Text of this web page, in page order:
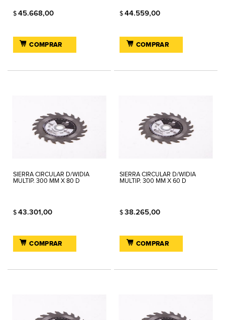
$ 45.668,00
COMPRAR
$44.559,00
COMPRAR
SIERRA CIRCULAR D/WIDIA
MULTIP. 300 MM X 80 D
$ 43.301,00
COMPRAR
SIERRA CIRCULAR D/WIDIA
MULTIP. 300 MM X 60 D
$38.265,00
COMPRAR